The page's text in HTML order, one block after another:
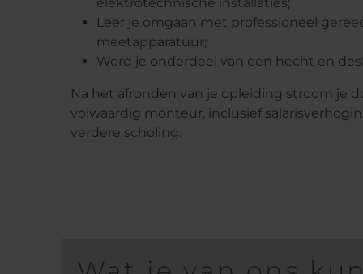
Leer je omgaan met professioneel
meetapparatuur;
Word je onderdeel van een hecht en
Na het afronden van je opleiding stroom je
volwaardig monteur, inclusief
verdere scholing.